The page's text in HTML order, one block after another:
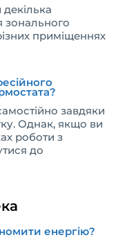
зонального
приміщеннях
завдяки
Однак, якщо ви
роботи з
до
енергію?